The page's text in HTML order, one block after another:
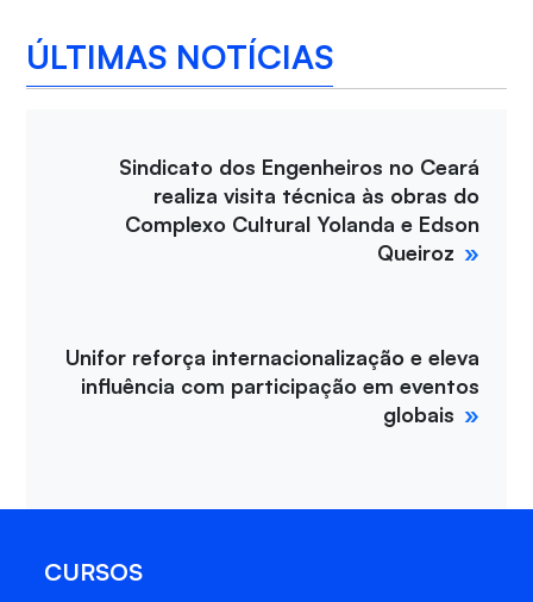
ÚLTIMAS NOTÍCIAS
Sindicato dos Engenheiros no Ceará
realiza visita técnica às obras do
Complexo Cultural Yolanda e Edson
Queiroz
Unifor reforça internacionalização e eleva
influência com participação em eventos
globais
CURSOS